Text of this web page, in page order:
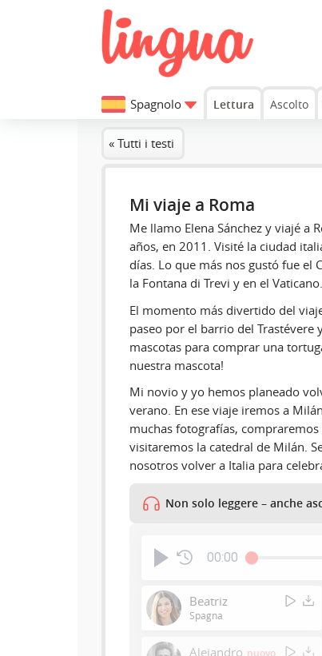
Spagnolo Lettura Ascolto
« Tutti i testi
Mi viaje a Roma
Me llamo Elena Sánchez y viajé a
años, en 2011. Visité la ciudad
días. Lo que más nos gustó fue el
la Fontana di Trevi y en el Vaticano.
El momento más divertido del
paseo por el barrio del Trastévere
mascotas para comprar una
nuestra mascota!
Mi novio y yo hemos planeado
verano. En ese viaje iremos a
muchas fotografías,
visitaremos la catedral de Milán.
nosotros volver a Italia para
Non solo leggere – anche
00:00
Beatriz
Spagna
Alejandro nuovo